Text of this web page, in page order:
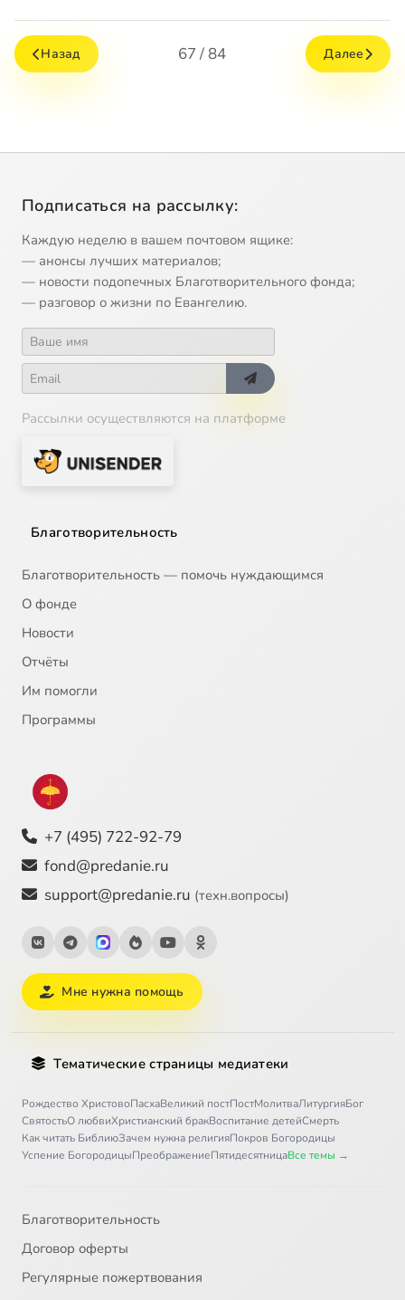
Назад 67 / 84 Далее
Подписаться на рассылку:
Каждую неделю в вашем почтовом ящике:
— анонсы лучших материалов;
— новости подопечных Благотворительного фонда;
— разговор о жизни по Евангелию.
Рассылки осуществляются на платформе
Благотворительность
Благотворительность — помочь нуждающимся
О фонде
Новости
Отчёты
Им помогли
Программы
+7 (495) 722-92-79
fond@predanie.ru
support@predanie.ru (техн.вопросы)
Мне нужна помощь
Тематические страницы медиатеки
Рождество ХристовоПасхаВеликий постПостМолитваЛитургияБог
СвятостьО любвиХристианский бракВоспитание детейСмерть
Как читать БиблиюЗачем нужна религияПокров Богородицы
Успение БогородицыПреображениеПятидесятницаВсе темы →
Благотворительность
Договор оферты
Регулярные пожертвования